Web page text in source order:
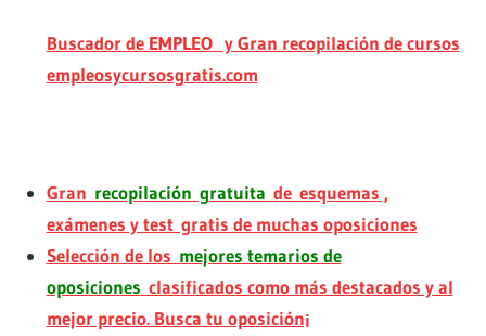
Buscador de EMPLEO y Gran recopilación de cursos
empleosycursosgratis.com
Gran recopilación gratuita de esquemas ,
exámenes y test gratis de muchas oposiciones
Selección de los mejores temarios de
oposiciones clasificados como más destacados y al
mejor precio. Busca tu oposición¡